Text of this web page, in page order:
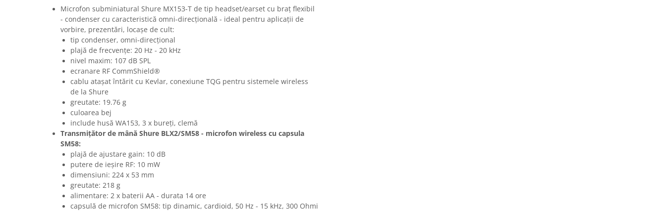
Mixere analogice
Mixere pentru DJ
Monitorizare In-Ear
Stative pentru Boxe
Stative pentru Microfoane
Microfon subminiatural Shure MX153-T de tip headset/earset cu braț flexibil
- condenser cu caracteristică omni-direcțională - ideal pentru aplicații de
vorbire, prezentări, locașe de cult:
tip condenser, omni-direcțional
plajă de frecvențe: 20 Hz - 20 kHz
nivel maxim: 107 dB SPL
ecranare RF CommShield®
cablu atașat întărit cu Kevlar, conexiune TQG pentru sistemele wireless
de la Shure
greutate: 19.76 g
culoarea bej
include husă WA153, 3 x bureți, clemă
Transmițător de mână Shure BLX2/SM58 - microfon wireless cu capsula
SM58:
plajă de ajustare gain: 10 dB
putere de ieșire RF: 10 mW
dimensiuni: 224 x 53 mm
greutate: 218 g
alimentare: 2 x baterii AA - durata 14 ore
capsulă de microfon SM58: tip dinamic, cardioid, 50 Hz - 15 kHz, 300 Ohmi